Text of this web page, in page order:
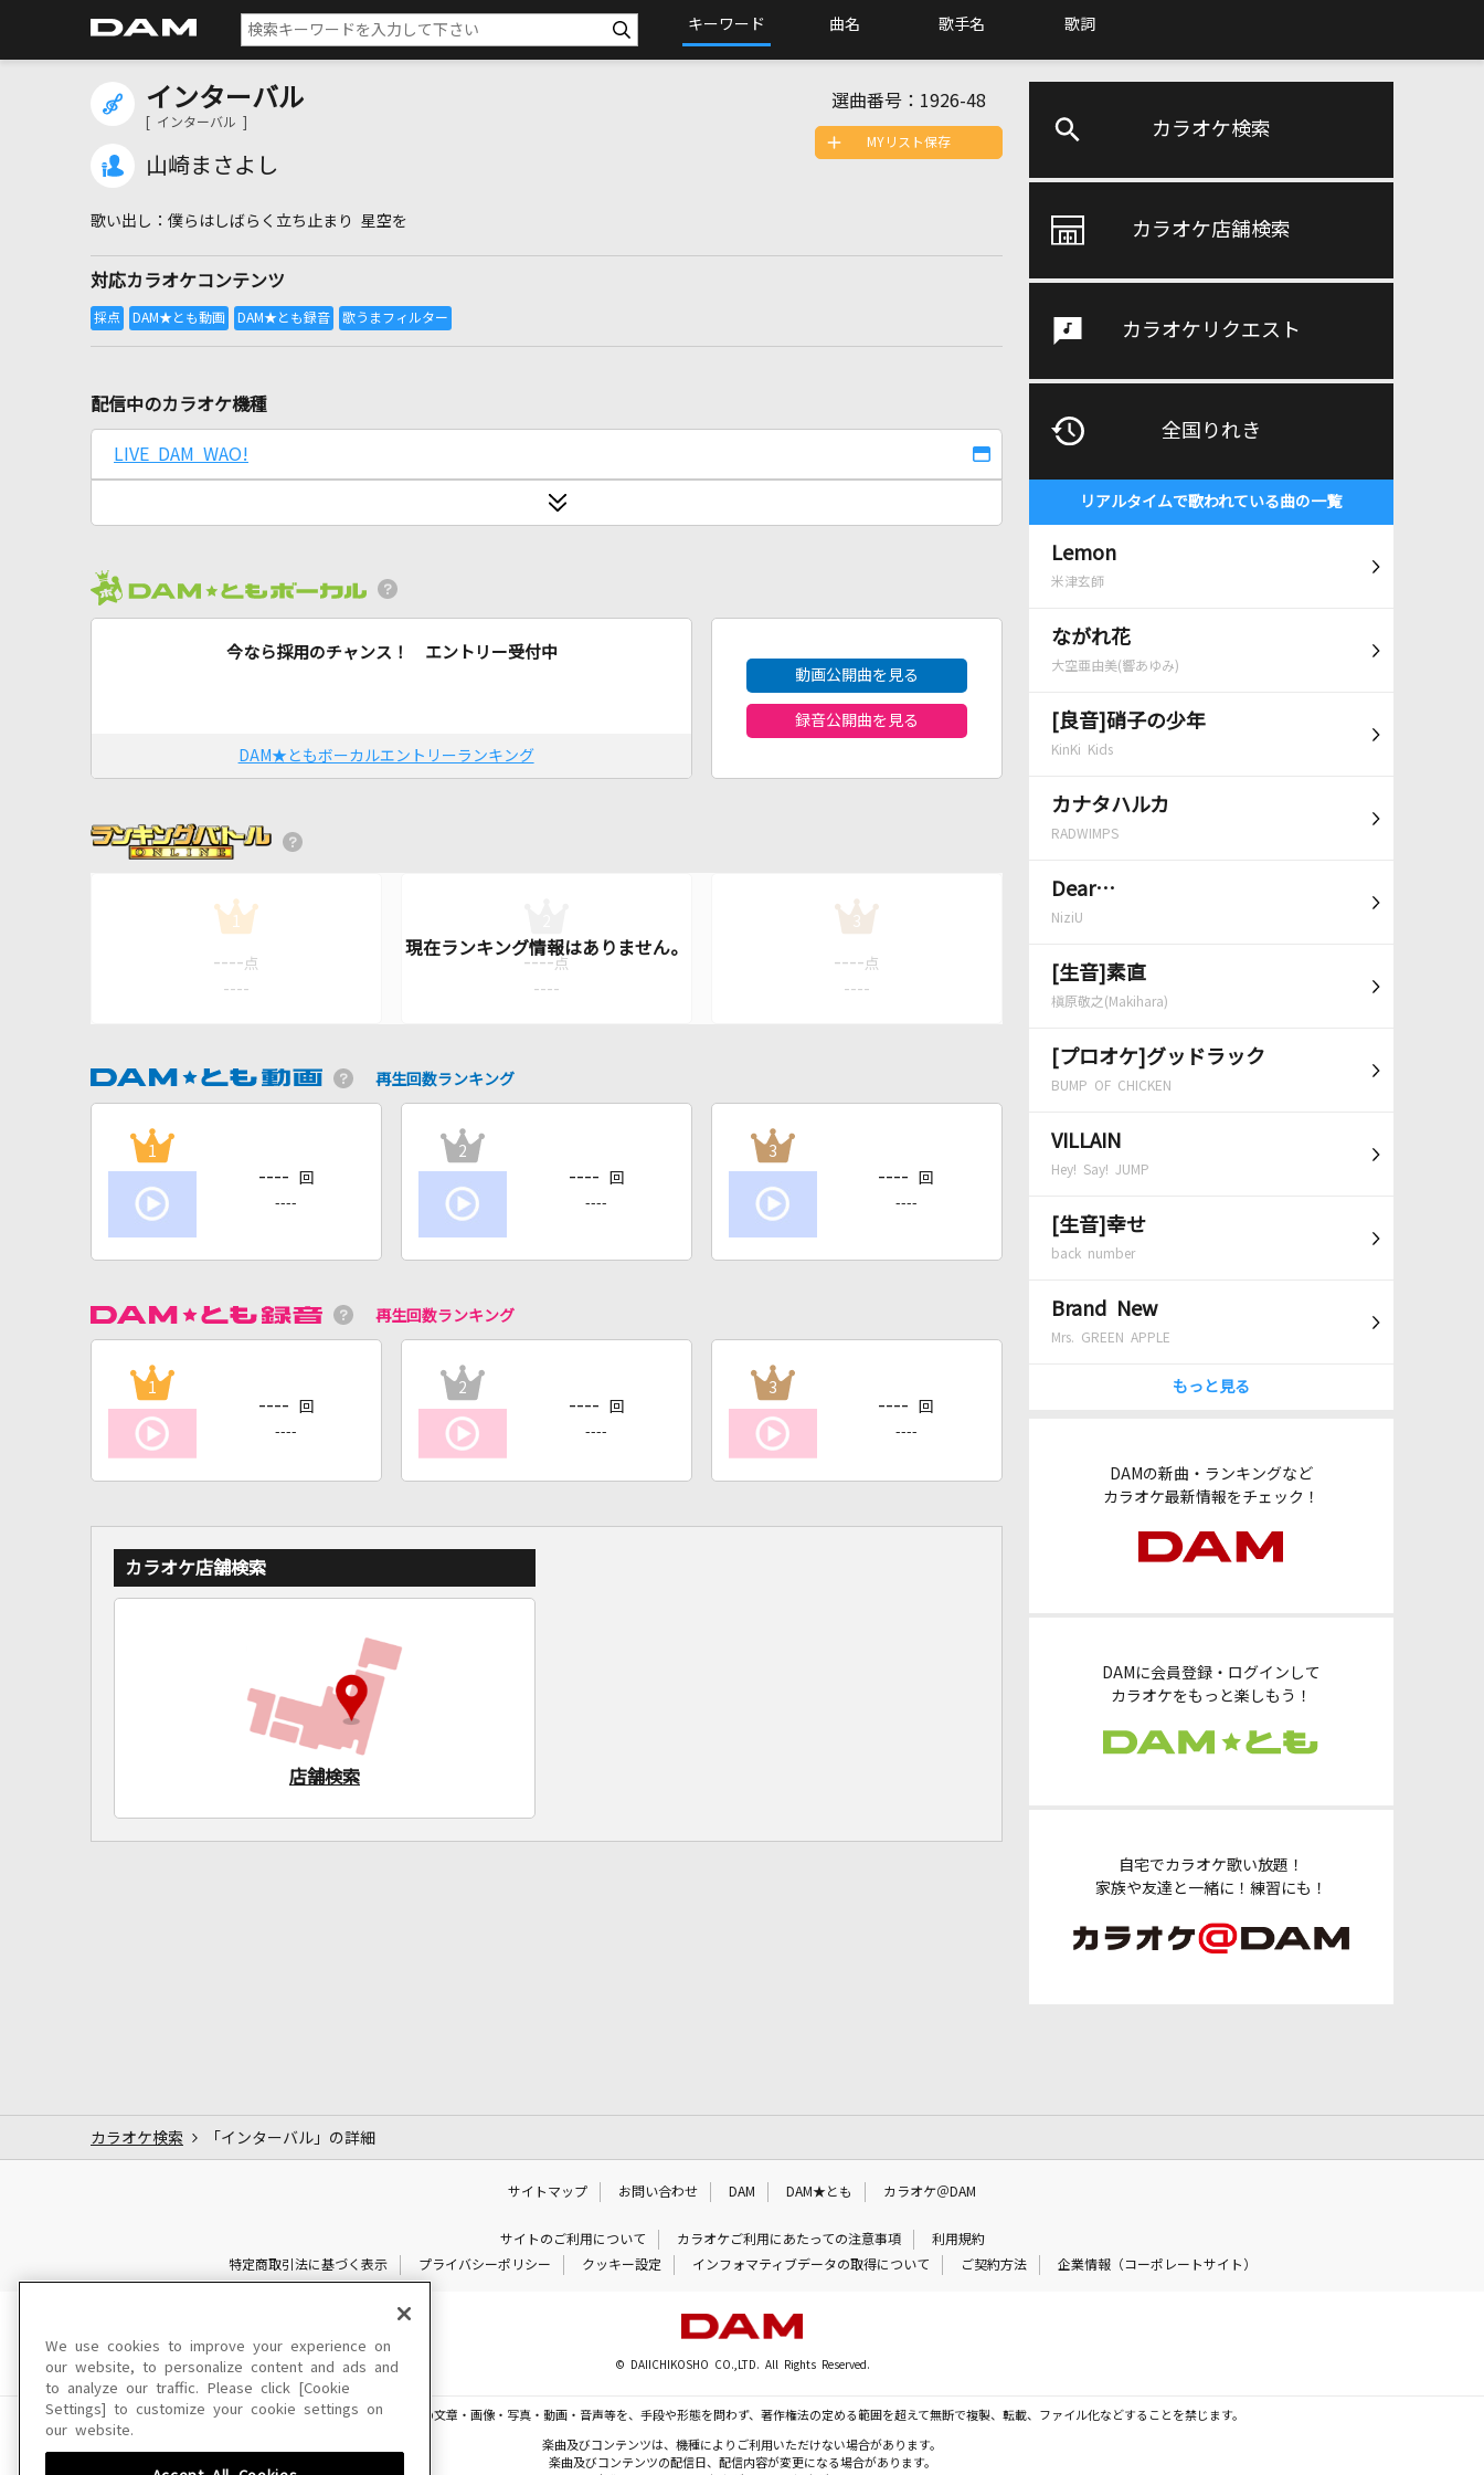
キーワード 曲名 歌手名 歌詞
カラオケ検索
カラオケ店舗検索
カラオケリクエスト
全国りれき
リアルタイムで歌われている曲の一覧
Lemon
米津玄師
ながれ花
大空亜由美(響あゆみ)
[良音]硝子の少年
KinKi Kids
カナタハルカ
RADWIMPS
Dear…
NiziU
[生音]素直
槇原敬之(Makihara)
[プロオケ]グッドラック
BUMP OF CHICKEN
VILLAIN
Hey! Say! JUMP
[生音]幸せ
back number
Brand New
Mrs. GREEN APPLE
もっと見る
DAMの新曲・ランキングなど
カラオケ最新情報をチェック！
DAMに会員登録・ログインして
カラオケをもっと楽しもう！
自宅でカラオケ歌い放題！
家族や友達と一緒に！練習にも！
インターバル
[ インターバル ]
山崎まさよし
選曲番号： 1926-48
僕らはしばらく立ち止まり 星空を
対応カラオケコンテンツ
MYリスト保存
配信中のカラオケ機種
LIVE DAM WAO!
今なら採用のチャンス！ エントリー受付中
DAM★ともボーカルエントリーランキング
動画公開曲を見る
録音公開曲を見る
1
---- 点
----
---- 点
----
3
---- 点
----
再生回数ランキング
1
---- 回
----
2
---- 回
----
3
---- 回
----
再生回数ランキング
1
---- 回
----
2
---- 回
----
3
---- 回
----
カラオケ店舗検索
店舗検索
カラオケ検索 「インターバル」の詳細
サイトマップ お問い合わせ DAM DAM★とも カラオケ＠DAM
サイトのご利用について カラオケご利用にあたっての注意事項
利用規約
特定商取引法に基づく表示
プライバシーポリシー クッキー設定 インフォマティブデータの取得について ご契約方法 企業情報（コーポレートサイト）
© DAIICHIKOSHO CO.,LTD. All Rights Reserved.
このサイトに掲載されている一切の文章・画像・写真・動画・音声等を、手段や形態を問わず、著作権法の定める範囲を超えて無断で複製、転載、ファイル化などすることを禁じます。
楽曲及びコンテンツは、機種によりご利用いただけない場合があります。
楽曲及びコンテンツの配信日、配信内容が変更になる場合があります。
We use cookies to improve your experience on
our website, to personalize content and ads and
to analyze our traffic. Please click [Cookie
Settings] to customize your cookie settings on
our website.